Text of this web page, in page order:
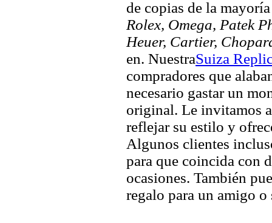
de copias de la
Rolex, Omega, Patek
Heuer, Cartier,
en. NuestraSuiza
compradores que
necesario gastar un
original. Le invitamos
reflejar su estilo y
Algunos clientes
para que coincida con
ocasiones. También
regalo para un amigo o